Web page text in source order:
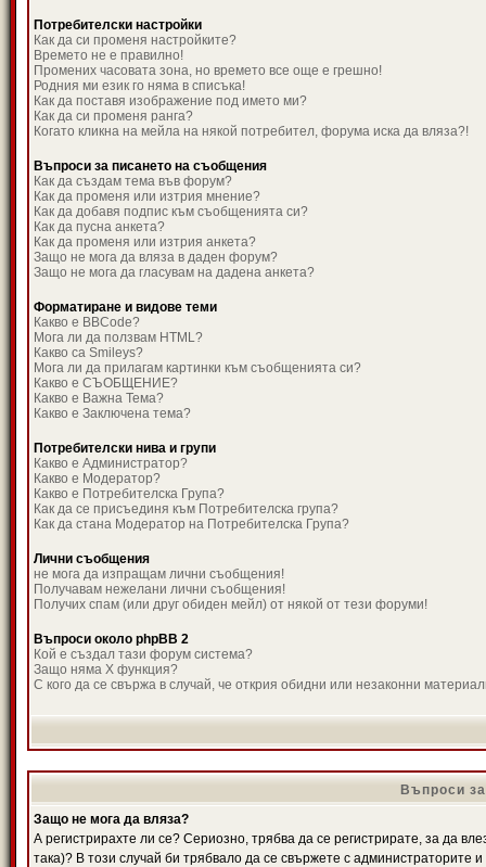
Потребителски настройки
Как да си променя настройките?
Времето не е правилно!
Промених часовата зона, но времето все още е грешно!
Родния ми език го няма в списъка!
Как да поставя изображение под името ми?
Как да си променя ранга?
Когато кликна на мейла на някой потребител, форума иска да вляза?!
Въпроси за писането на съобщения
Как да създам тема във форум?
Как да променя или изтрия мнение?
Как да добавя подпис към съобщенията си?
Как да пусна анкета?
Как да променя или изтрия анкета?
Защо не мога да вляза в даден форум?
Защо не мога да гласувам на дадена анкета?
Форматиране и видове теми
Какво е BBCode?
Мога ли да ползвам HTML?
Какво са Smileys?
Мога ли да прилагам картинки към съобщенията си?
Какво е СЪОБЩЕНИЕ?
Какво е Важна Тема?
Какво е Заключена тема?
Потребителски нива и групи
Какво е Администратор?
Какво е Модератор?
Какво е Потребителска Група?
Как да се присъединя към Потребителска група?
Как да стана Модератор на Потребителска Група?
Лични съобщения
не мога да изпращам лични съобщения!
Получавам нежелани лични съобщения!
Получих спам (или друг обиден мейл) от някой от тези форуми!
Въпроси около phpBB 2
Кой е създал тази форум система?
Защо няма X функция?
С кого да се свържа в случай, че открия обидни или незаконни
Въпроси
Защо не мога да вляза?
А регистрирахте ли се? Сериозно, трябва да се регистрирате, за да
така)? В този случай би трябвало да се свържете с администраторите